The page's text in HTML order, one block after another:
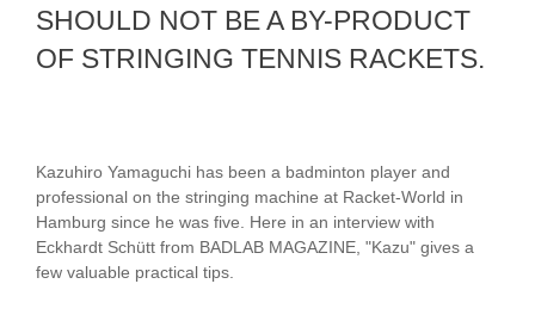
SHOULD NOT BE A BY-PRODUCT
OF STRINGING TENNIS RACKETS.
Kazuhiro Yamaguchi has been a badminton player and
professional on the stringing machine at Racket-World in
Hamburg since he was five. Here in an interview with
Eckhardt Schütt from BADLAB MAGAZINE, "Kazu" gives a
few valuable practical tips.